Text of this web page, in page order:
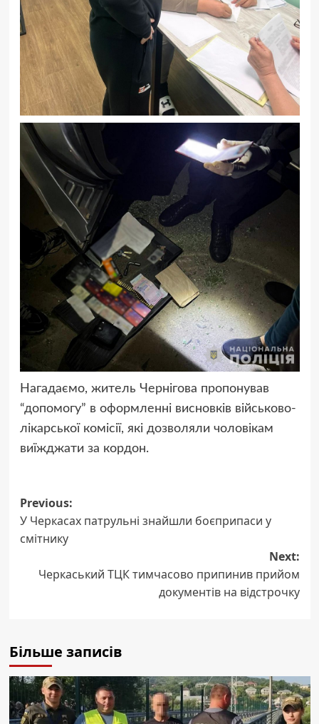
Нагадаємо, житель Чернігова пропонував
“допомогу” в оформленні висновків військово-
лікарської комісії, які дозволяли чоловікам
виїжджати за кордон.
Post
navigation
Previous:
У Черкасах патрульні знайшли боєприпаси у
смітнику
Next:
Черкаський ТЦК тимчасово припинив прийом
документів на відстрочку
Більше записів